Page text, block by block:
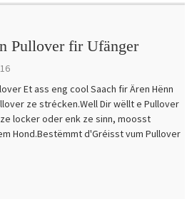
Pullover fir Ufänger
Et ass eng cool Saach fir Ären Hënn
ze strécken.Well Dir wëllt e Pullover
locker oder enk ze sinn, moosst
Hond.Bestëmmt d'Gréisst vum Pullover